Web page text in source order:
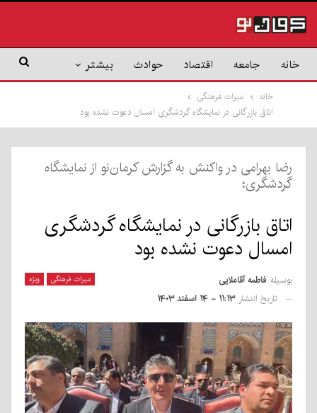
خانه جامعه اقتصاد حوادث بیشتر
خانه
میراث فرهنگی
اتاق بازرگانی در نمایشگاه گردشگری امسال دعوت نشده بود
رضا بهرامی در واکنش به گزارش کرمان‌نو از نمایشگاه
گردشگری؛
اتاق بازرگانی در نمایشگاه گردشگری
امسال دعوت نشده بود
میراث فرهنگی ویژه بوسیله فاطمه آقاملایی
تاریخ انتشار ۱۱:۱۳ - ۱۴ اسفند ۱۴۰۳